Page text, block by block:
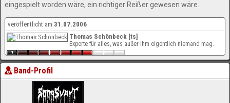
eingespielt worden wäre, ein richtiger Reißer gewesen wäre.
veröffentlicht am 31.07.2006
Thomas Schönbeck [ts]
Experte für alles, was außer ihm eigentlich niemand mag.
Band-Profil